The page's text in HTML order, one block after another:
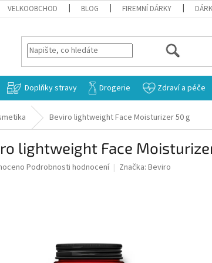
VELKOOBCHOD BLOG FIREMNÍ DÁRKY
HLEDAT
Doplňky stravy Drogerie Zdraví a péče
Beviro lightweight Face Moisturizer 50 g
lightweight Face
Podrobnosti hodnocení Značka: Beviro